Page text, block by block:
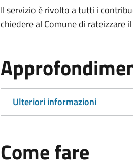
Il servizio è rivolto a tutti i
chiedere al Comune di rateizzare
Ulteriori informazioni
Come fare